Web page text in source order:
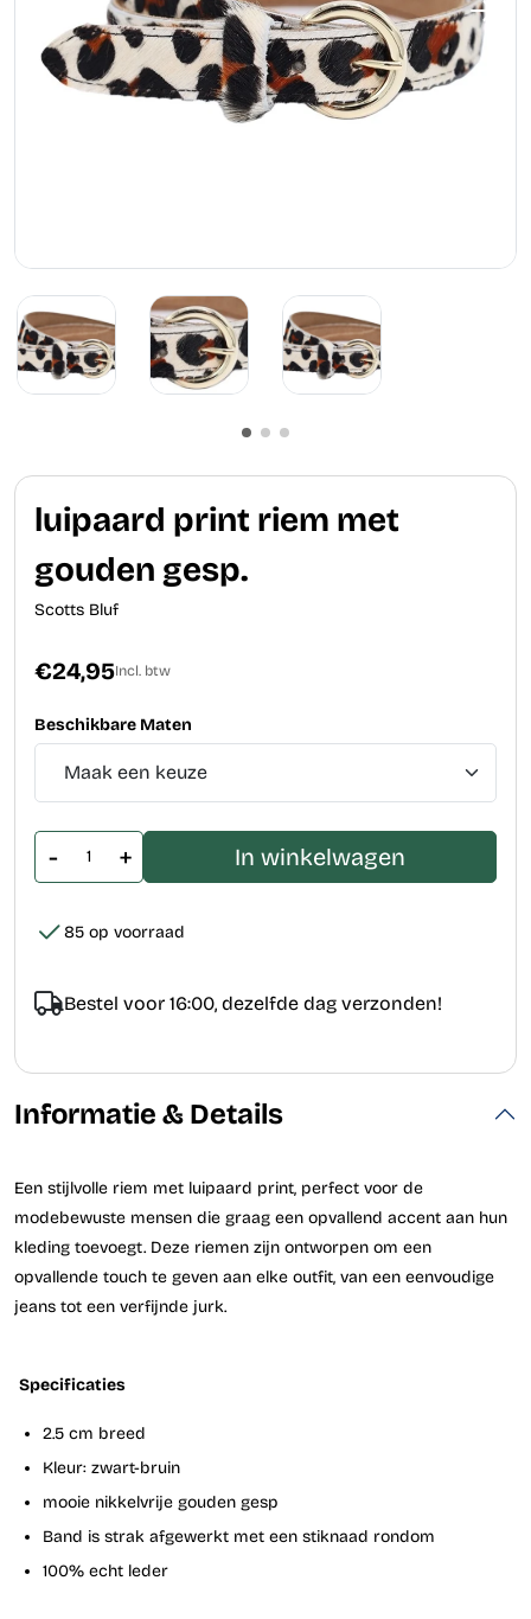
luipaard print riem met
gouden gesp.
Scotts Bluf
€24,95Incl. btw
Beschikbare Maten
- + In winkelwagen
85 op voorraad
Bestel voor 16:00, dezelfde dag verzonden!
Informatie & Details
Een stijlvolle riem met luipaard print, perfect voor de
modebewuste mensen die graag een opvallend accent aan hun
kleding toevoegt. Deze riemen zijn ontworpen om een
opvallende touch te geven aan elke outfit, van een eenvoudige
jeans tot een verfijnde jurk.
Specificaties
2.5 cm breed
Kleur: zwart-bruin
mooie nikkelvrije gouden gesp
Band is strak afgewerkt met een stiknaad rondom
100% echt leder